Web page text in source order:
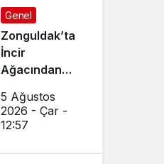
Genel
Zonguldak’ta
İncir
Ağacından
Ağır
Yaralandı
5 Ağustos
2026 - Çar -
12:57